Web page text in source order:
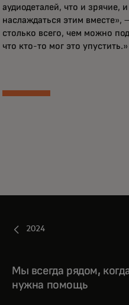
аудиодеталей, что и
наслаждаться этим вместе»,
столько всего, чем можно
что кто-то мог это упустить.»
2024
Мы всегда рядом,
нужна помощь